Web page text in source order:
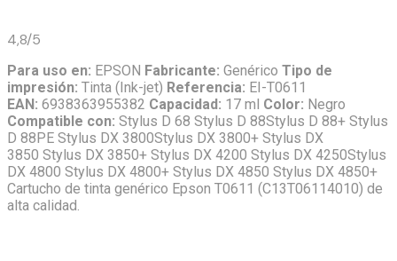
4,8/5
Para uso en: EPSON Fabricante: Genérico Tipo de
impresión: Tinta (Ink-jet) Referencia: EI-T0611
EAN: 6938363955382 Capacidad: 17 ml Color: Negro
Compatible con: Stylus D 68 Stylus D 88Stylus D 88+ Stylus
D 88PE Stylus DX 3800Stylus DX 3800+ Stylus DX
3850 Stylus DX 3850+ Stylus DX 4200 Stylus DX 4250Stylus
DX 4800 Stylus DX 4800+ Stylus DX 4850 Stylus DX 4850+
Cartucho de tinta genérico Epson T0611 (C13T06114010) de
alta calidad.